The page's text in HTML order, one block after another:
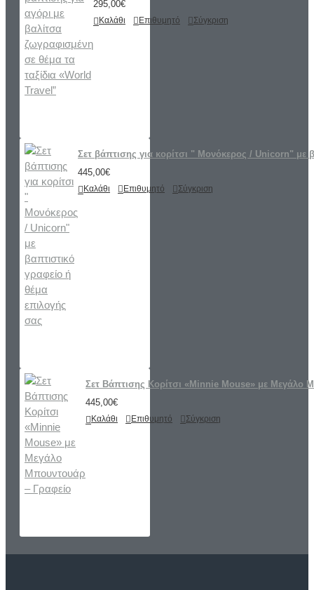
295,00€
Καλάθι Επιθυμητό Σύγκριση
Σετ βάπτισης για κορίτσι " Μονόκερος / Unicorn" με
445,00€
Καλάθι Επιθυμητό Σύγκριση
Σετ Βάπτισης Κορίτσι «Minnie Mouse» με Μεγάλο
445,00€
Καλάθι Επιθυμητό Σύγκριση